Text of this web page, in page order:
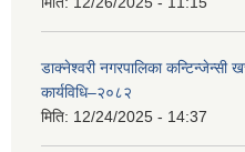
डाक्नेश्वरी नगरपालिका कन्टिन्जेन्सी
कार्यविधि–२०८२
मिति: 12/24/2025 - 14:37